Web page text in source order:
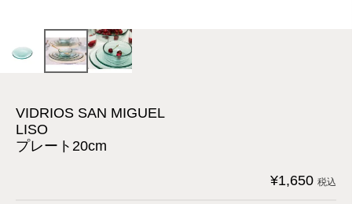
VIDRIOS SAN MIGUEL
LISO
プレート20cm
¥1,650 税込